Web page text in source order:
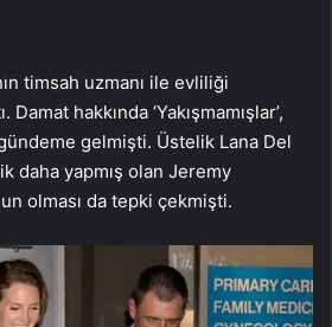
timsah uzmanı ile evliliği
hakkında ‘Yakışmamışlar’,
gelmişti. Üstelik Lana Del
daha yapmış olan Jeremy
olması da tepki çekmişti.